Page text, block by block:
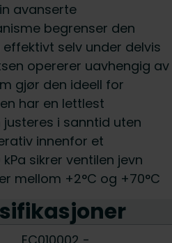
avanserte
begrenser den
selv under delvis
opererer uavhengig av
gjør den ideell for
har en lettlest
i sanntid uten
innenfor et
sikrer ventilen jevn
mellom +2°C og +70°C